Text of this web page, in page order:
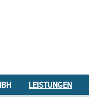
LEISTUNGEN